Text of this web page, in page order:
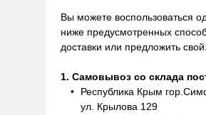
Вы можете воспользоваться
ниже предусмотренных
доставки или предложить свой:
1. Самовывоз со склада
Республика Крым
ул. Крылова 129